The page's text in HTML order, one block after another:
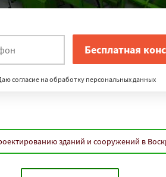
согласие на обработку персональных данных
зданий и сооружений в